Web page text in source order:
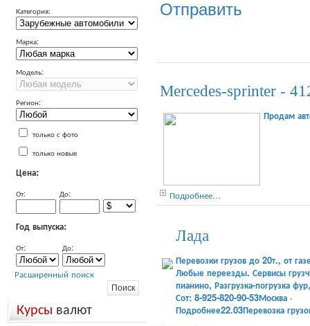
Категория:
Марка:
Модель:
Регион:
только с фото
только новые
Цена:
От: До:
Год выпуска:
От: До:
Расширенный поиск
Курсы валют
Отправить
Mercedes-sprinter -
Продам
Подробнее...
Лада
Перевозки грузов до 20т., от
Любые переезды. Сервисы
пианино, Разгрузка-погрузка
Сот: 8-925-820-90-53Москва ·
Подробнее22.03Перевозка